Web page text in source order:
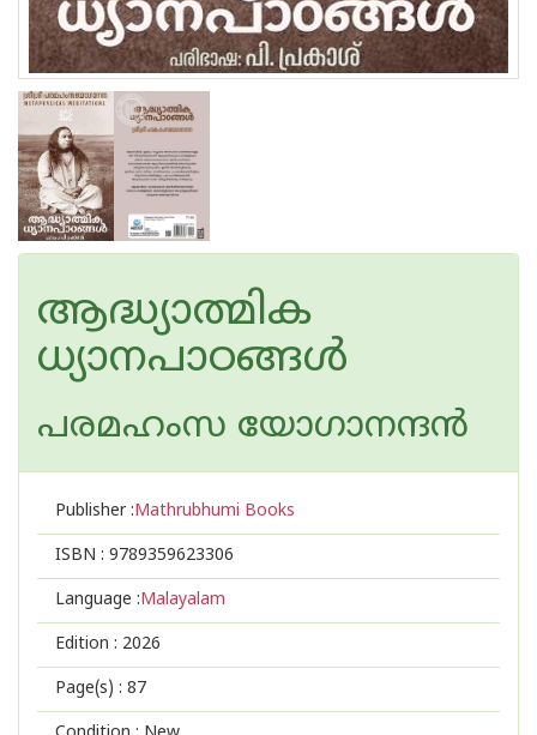
ആദ്ധ്യാത്മിക
ധ്യാനപാഠങ്ങള്‍
പരമഹംസ യോഗാനന്ദന്‍
Publisher :Mathrubhumi Books
ISBN : 9789359623306
Language :Malayalam
Edition : 2026
Page(s) : 87